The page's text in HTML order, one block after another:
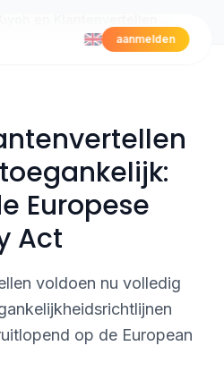
aanmelden
Europese
Act
voldoen nu volledig
op de European